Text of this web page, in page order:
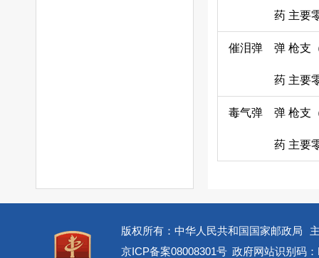
药 主要
催泪弹 弹
药
枪支
主要
毒气弹 弹
药
枪支
主要
版权所有：中华人民共和国国家邮政局
京ICP备案08008301号 政府网站识别码